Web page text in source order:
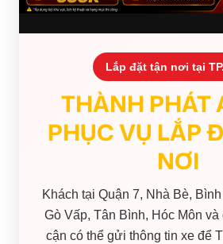
Lắp đặt tận nơi tại
THÀNH PHÁT
PHỤC VỤ LẮP
NƠI
Khách tại Quận 7, Nhà Bè,
Gò Vấp, Tân Bình, Hóc Môn
cận có thể gửi thông tin xe để